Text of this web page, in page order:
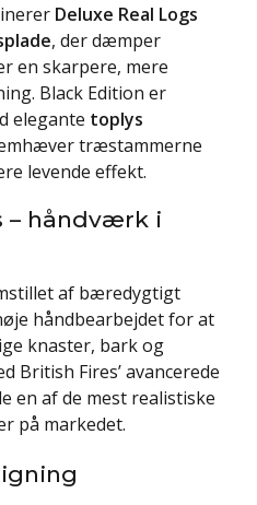
Deluxe Real Logs
, der dæmper
en skarpere, mere
Black Edition er
elegante toplys
træstammerne
levende effekt.
– håndværk i
af bæredygtigt
håndbearbejdet for at
knaster, bark og
British Fires’ avancerede
en af de mest realistiske
på markedet.